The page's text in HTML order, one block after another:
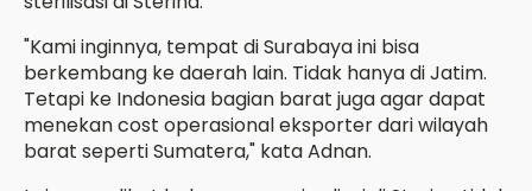
"Kami inginnya, tempat di Surabaya ini bisa
berkembang ke daerah lain. Tidak hanya di Jatim.
Tetapi ke Indonesia bagian barat juga agar dapat
menekan cost operasional eksporter dari wilayah
barat seperti Sumatera," kata Adnan.